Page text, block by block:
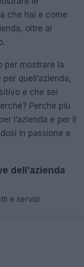
che hai e come
oltre al
per mostrare la
quell’azienda,
e che sei
Perché più
l’azienda e per il
in passione e
dell’azienda
e servizi